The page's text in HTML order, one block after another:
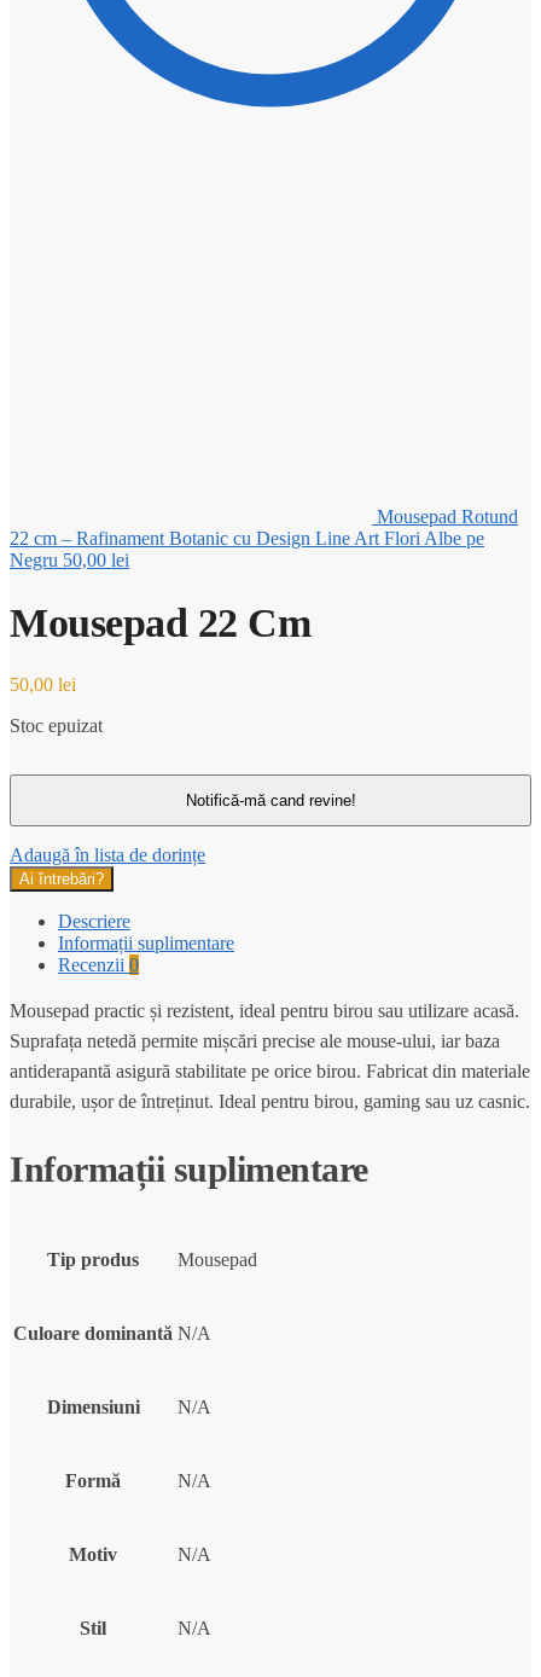
Mousepad Rotund
22 cm – Rafinament Botanic cu Design Line Art Flori Albe pe
Negru 50,00 lei
Mousepad 22 Cm
50,00 lei
Stoc epuizat
Adaugă în lista de dorințe
Ai întrebări?
Descriere
Informații suplimentare
Recenzii 0
Mousepad practic și rezistent, ideal pentru birou sau utilizare acasă.
Suprafața netedă permite mișcări precise ale mouse-ului, iar baza
antiderapantă asigură stabilitate pe orice birou. Fabricat din materiale
durabile, ușor de întreținut. Ideal pentru birou, gaming sau uz casnic.
Informații suplimentare
Tip produs Mousepad
Culoare dominantă N/A
Dimensiuni N/A
Formă N/A
Motiv N/A
Stil N/A